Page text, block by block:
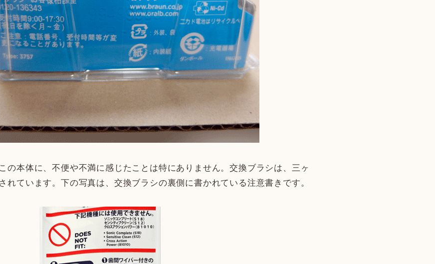
の本体に、不便や不満に感じたことは特にありません。交換ブラシは、三ヶ
れています。下の写真は、交換ブラシの裏側に書かれている注意書きです。